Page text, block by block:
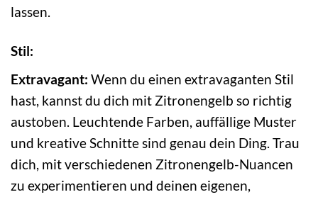
lassen.
Stil:
Extravagant: Wenn du einen extravaganten Stil
hast, kannst du dich mit Zitronengelb so richtig
austoben. Leuchtende Farben, auffällige Muster
und kreative Schnitte sind genau dein Ding. Trau
dich, mit verschiedenen Zitronengelb-Nuancen
zu experimentieren und deinen eigenen,